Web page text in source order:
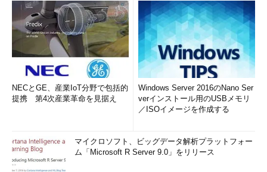
NECとGE、産業IoT分野で包括的
提携 第4次産業革命を見据え
Windows Server 2016のNano Ser
verインストール用のUSBメモリ
／ISOイメージを作成する
マイクロソフト、ビッグデータ解析プラットフォー
ム「Microsoft R Server 9.0」をリリース